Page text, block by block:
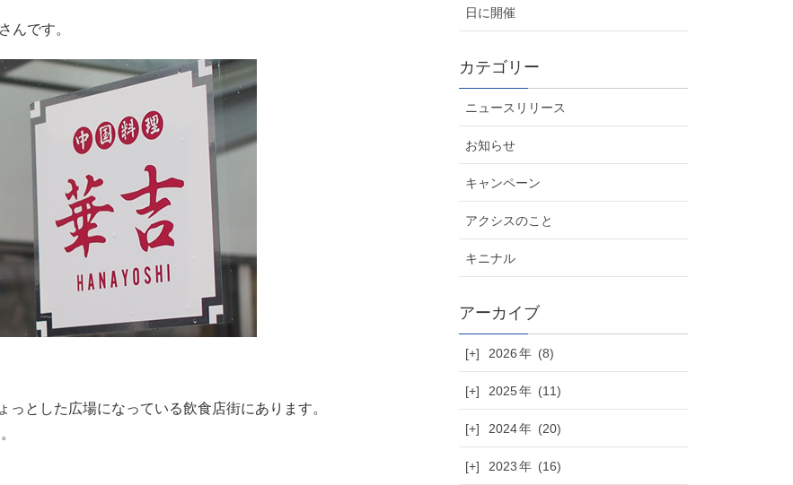
さんです。
とした広場になっている飲食店街にあります。
日に開催
カテゴリー
ニュースリリース
お知らせ
キャンペーン
アクシスのこと
キニナル
[+] 2026 (8)
[+] 2025 (11)
[+] 2024 (20)
[+] 2023 (16)